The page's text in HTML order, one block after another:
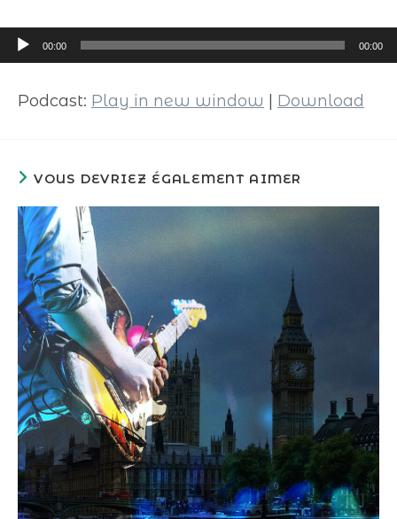
Lecteur
audio
00:00 00:00
Podcast: Play in new window Download
VOUS DEVRIEZ ÉGALEMENT AIMER